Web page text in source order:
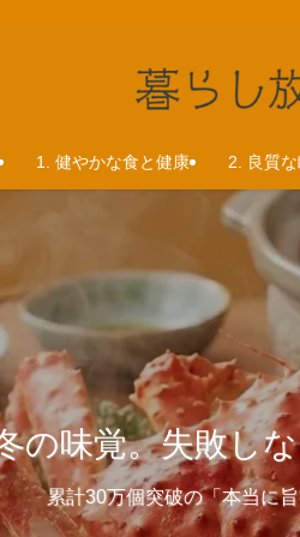
1. 健やかな食と健康 2. 良質
2026年最新】首
の味覚。失敗し
累計30万個突破の「本当に
バキバキ、実は
専門家が選ぶ本命枕で、